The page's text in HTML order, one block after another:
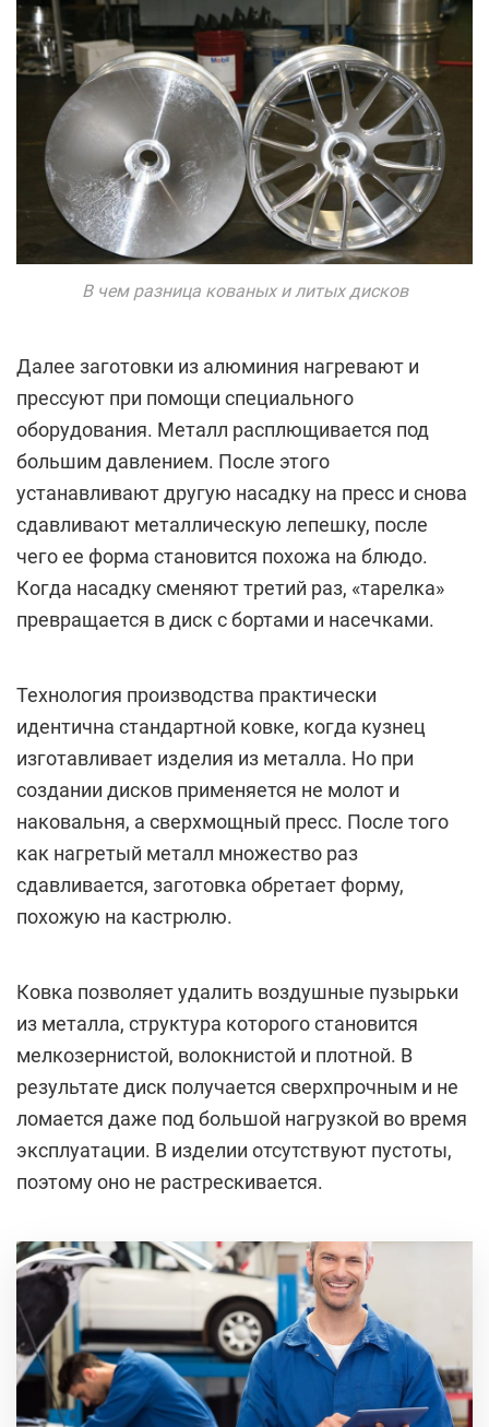
В чем разница кованых и литых дисков
Далее заготовки из алюминия нагревают и
прессуют при помощи специального
оборудования. Металл расплющивается под
большим давлением. После этого
устанавливают другую насадку на пресс и снова
сдавливают металлическую лепешку, после
чего ее форма становится похожа на блюдо.
Когда насадку сменяют третий раз, «тарелка»
превращается в диск с бортами и насечками.
Технология производства практически
идентична стандартной ковке, когда кузнец
изготавливает изделия из металла. Но при
создании дисков применяется не молот и
наковальня, а сверхмощный пресс. После того
как нагретый металл множество раз
сдавливается, заготовка обретает форму,
похожую на кастрюлю.
Ковка позволяет удалить воздушные пузырьки
из металла, структура которого становится
мелкозернистой, волокнистой и плотной. В
результате диск получается сверхпрочным и не
ломается даже под большой нагрузкой во время
эксплуатации. В изделии отсутствуют пустоты,
поэтому оно не растрескивается.